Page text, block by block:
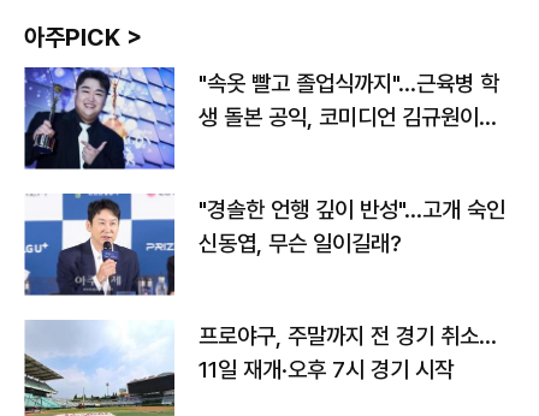
아주PICK >
"속옷 빨고 졸업식까지"…근육병 학
생 돌본 공익, 코미디언 김규원이었
"경솔한 언행 깊이 반성"…고개 숙인
신동엽, 무슨 일이길래?
프로야구, 주말까지 전 경기 취소…
11일 재개·오후 7시 경기 시작